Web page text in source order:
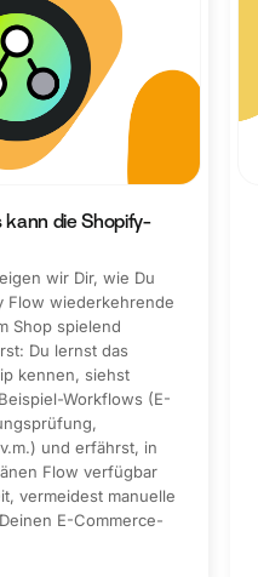
kann die Shopify-
wir Dir, wie Du
Flow wiederkehrende
Shop spielend
Du lernst das
kennen, siehst
Workflows (E-
und erfährst, in
Flow verfügbar
vermeidest manuelle
E-Commerce-